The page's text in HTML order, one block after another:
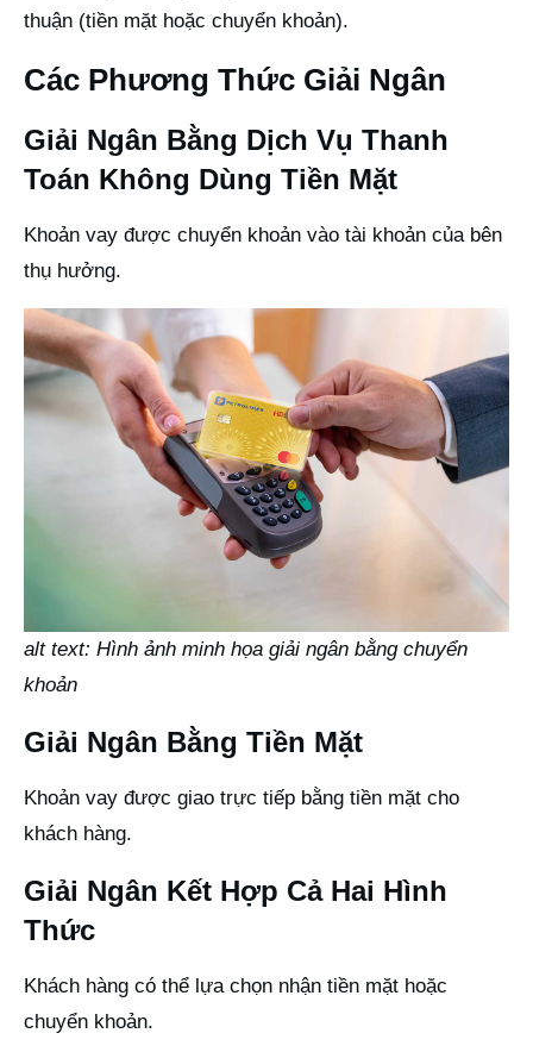
thuận (tiền mặt hoặc chuyển khoản).
Các Phương Thức Giải Ngân
Giải Ngân Bằng Dịch Vụ Thanh
Toán Không Dùng Tiền Mặt
Khoản vay được chuyển khoản vào tài khoản của bên
thụ hưởng.
alt text: Hình ảnh minh họa giải ngân bằng chuyển
khoản
Giải Ngân Bằng Tiền Mặt
Khoản vay được giao trực tiếp bằng tiền mặt cho
khách hàng.
Giải Ngân Kết Hợp Cả Hai Hình
Thức
Khách hàng có thể lựa chọn nhận tiền mặt hoặc
chuyển khoản.